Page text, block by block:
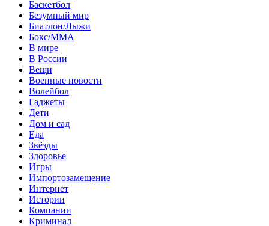
Баскетбол
Безумный мир
Биатлон/Лыжи
Бокс/MMA
В мире
В России
Вещи
Военные новости
Волейбол
Гаджеты
Дети
Дом и сад
Еда
Звёзды
Здоровье
Игры
Импортозамещение
Интернет
Истории
Компании
Криминал